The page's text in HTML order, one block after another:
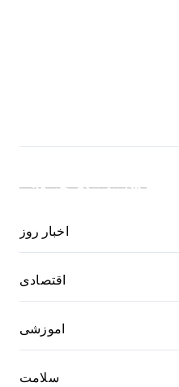
دسته بندی خبرها:
اخبار روز
اقتصادی
اموزشی
سلامت